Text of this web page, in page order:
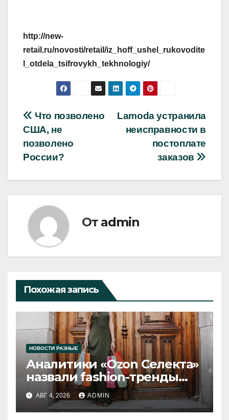
http://new-
retail.ru/novosti/retail/iz_hoff_ushel_rukovodite
l_otdela_tsifrovykh_tekhnologiy/
Навигация
по
записям
Lamoda устранила
неисправности в
постоплате
заказов
Что позволено
США, не
позволено
России?
От admin
Похожая запись
НОВОСТИ РАЗНЫЕ
Аналитики «Ozon Селекта»
назвали fashion-тренды
2026 года
АВГ 4, 2026 ADMIN